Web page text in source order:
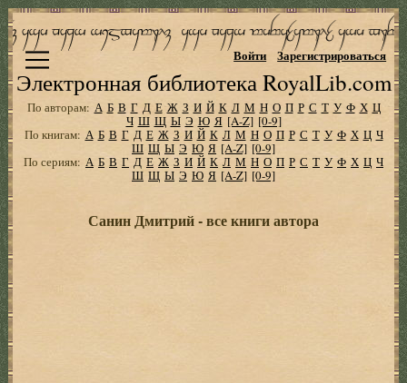
Электронная библиотека RoyalLib.com
Войти Зарегистрироваться
По авторам: А Б В Г Д Е Ж З И Й К Л М Н О П Р С Т У Ф Х Ц
Ч Ш Щ Ы Э Ю Я [A-Z] [0-9]
По книгам: А Б В Г Д Е Ж З И Й К Л М Н О П Р С Т У Ф Х Ц Ч
Ш Щ Ы Э Ю Я [A-Z] [0-9]
По сериям: А Б В Г Д Е Ж З И Й К Л М Н О П Р С Т У Ф Х Ц Ч
Ш Щ Ы Э Ю Я [A-Z] [0-9]
Санин Дмитрий - все книги автора